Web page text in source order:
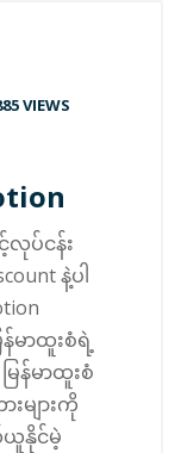
VIEWS
လုပ်ငန်း
နဲ့ပါ
န်မာထူးစံရဲ့
န်မာထူးစံ
များကို
ယူနိုင်မဲ့